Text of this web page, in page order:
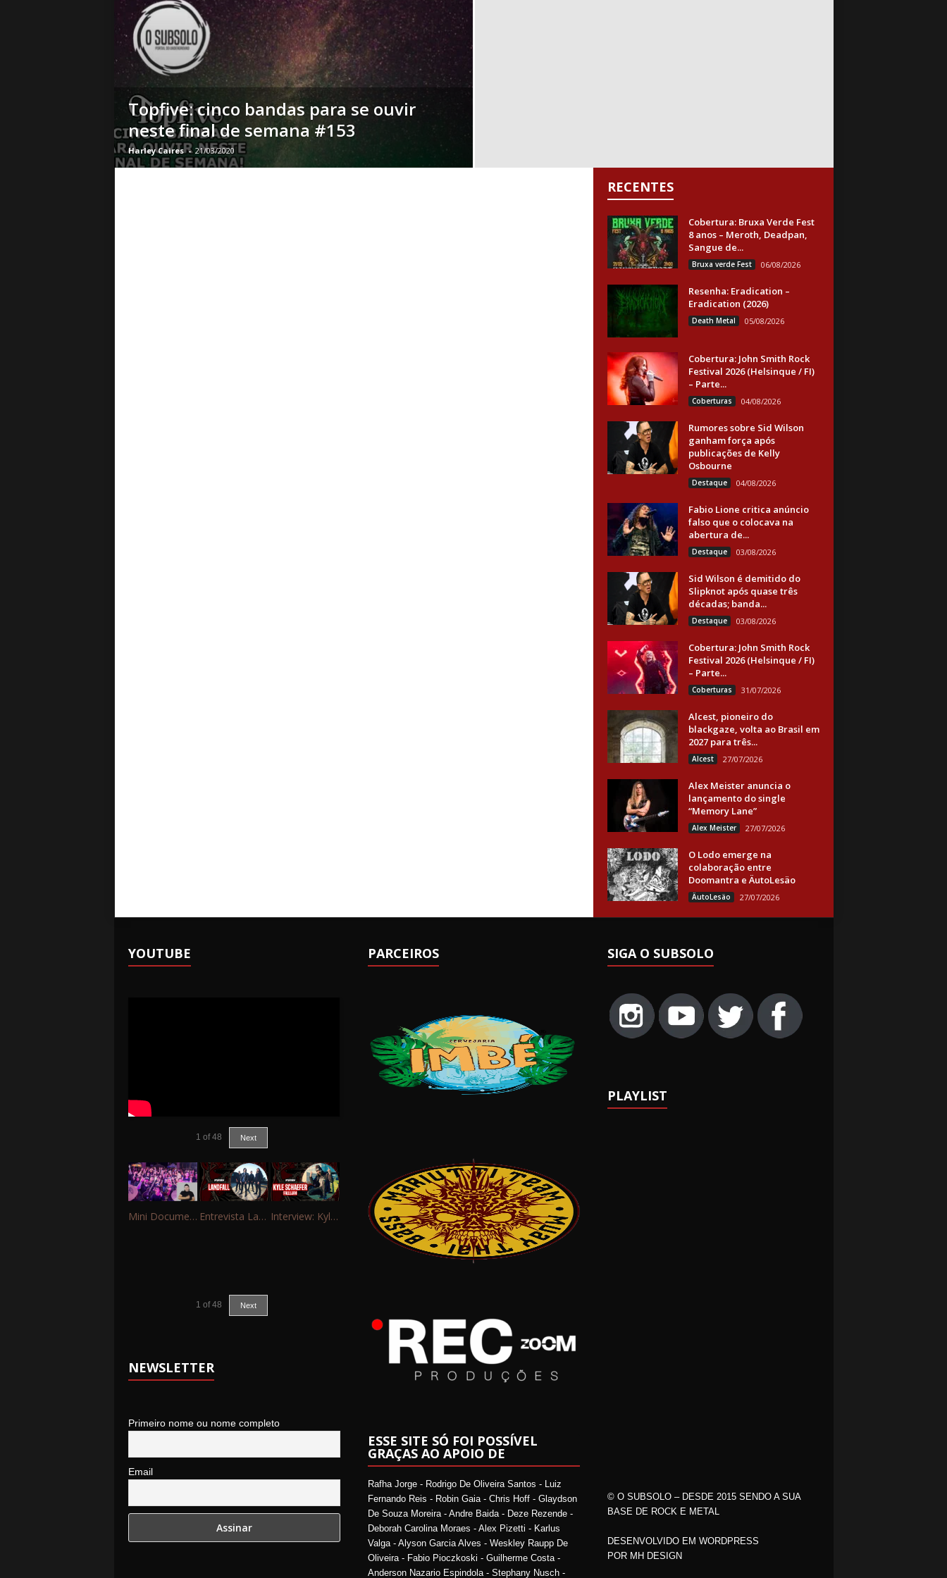
S
a
e
d
e
Topfive: cinco bandas para se ouvir
neste final de semana #153
Harley Caires - 21/03/2020
RECENTES
Cobertura: Bruxa Verde Fest
8 anos – Meroth, Deadpan,
Sangue de...
Bruxa verde Fest 06/08/2026
Resenha: Eradication –
Eradication (2026)
Death Metal 05/08/2026
Cobertura: John Smith Rock
Festival 2026 (Helsinque / FI)
– Parte...
Coberturas 04/08/2026
Rumores sobre Sid Wilson
ganham força após
publicações de Kelly
Osbourne
Destaque 04/08/2026
Fabio Lione critica anúncio
falso que o colocava na
abertura de...
Destaque 03/08/2026
Sid Wilson é demitido do
Slipknot após quase três
décadas; banda...
Destaque 03/08/2026
Cobertura: John Smith Rock
Festival 2026 (Helsinque / FI)
– Parte...
Coberturas 31/07/2026
Alcest, pioneiro do
blackgaze, volta ao Brasil em
2027 para três...
Alcest 27/07/2026
Alex Meister anuncia o
lançamento do single
“Memory Lane”
Alex Meister 27/07/2026
O Lodo emerge na
colaboração entre
Doomantra e ÄutoLesäo
ÄutoLesäo 27/07/2026
YOUTUBE
1 of 48 Next
Mini Documentário – 10 Anos de Portinho Rock Entrevista Landfall Interview: Kyle Schaefer (Fallujah)
1 of 48 Next
NEWSLETTER
Primeiro nome ou nome completo
Email
PARCEIROS
ESSE SITE SÓ FOI POSSÍVEL
GRAÇAS AO APOIO DE
Rafha Jorge - Rodrigo De Oliveira Santos - Luiz
Fernando Reis - Robin Gaia - Chris Hoff - Glaydson
De Souza Moreira - Andre Baida - Deze Rezende -
Deborah Carolina Moraes - Alex Pizetti - Karlus
Valga - Alyson Garcia Alves - Weskley Raupp De
Oliveira - Fabio Pioczkoski - Guilherme Costa -
Anderson Nazario Espindola - Stephany Nusch -
SIGA O SUBSOLO
PLAYLIST
© O SUBSOLO – DESDE 2015 SENDO A SUA
BASE DE ROCK E METAL
DESENVOLVIDO EM WORDPRESS
POR MH DESIGN